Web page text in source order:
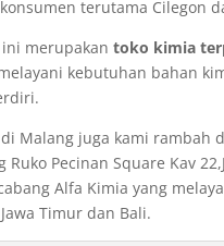
terutama Cilegon
merupakan toko kimia
kebutuhan bahan
Malang juga kami rambah
Pecinan Square Kav
Alfa Kimia yang
Timur dan Bali.